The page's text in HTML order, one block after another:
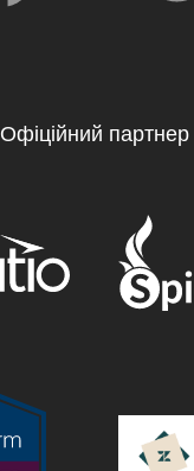
Офіційний партнер